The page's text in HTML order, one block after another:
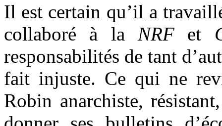
Il est certain qu’il a
collaboré à la NRF et
responsabilités de tant
fait injuste. Ce qui ne
Robin anarchiste,